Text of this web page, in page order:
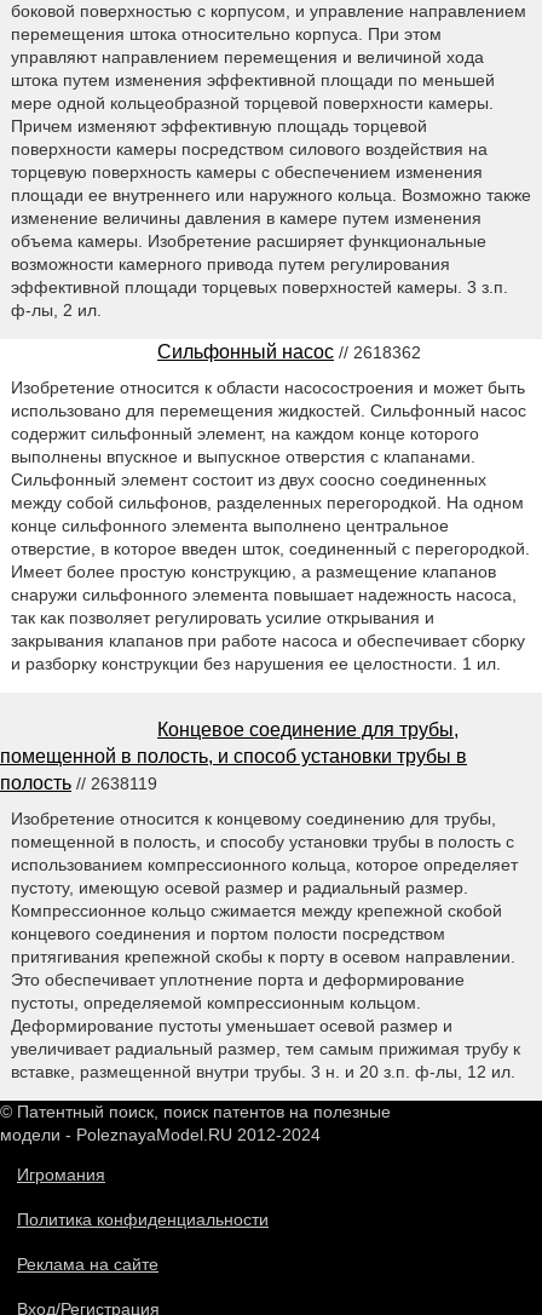
боковой поверхностью с корпусом, и управление направлением
перемещения штока относительно корпуса. При этом
управляют направлением перемещения и величиной хода
штока путем изменения эффективной площади по меньшей
мере одной кольцеобразной торцевой поверхности камеры.
Причем изменяют эффективную площадь торцевой
поверхности камеры посредством силового воздействия на
торцевую поверхность камеры с обеспечением изменения
площади ее внутреннего или наружного кольца. Возможно также
изменение величины давления в камере путем изменения
объема камеры. Изобретение расширяет функциональные
возможности камерного привода путем регулирования
эффективной площади торцевых поверхностей камеры. 3 з.п.
ф-лы, 2 ил.
Сильфонный насос // 2618362
Изобретение относится к области насосостроения и может быть
использовано для перемещения жидкостей. Сильфонный насос
содержит сильфонный элемент, на каждом конце которого
выполнены впускное и выпускное отверстия с клапанами.
Сильфонный элемент состоит из двух соосно соединенных
между собой сильфонов, разделенных перегородкой. На одном
конце сильфонного элемента выполнено центральное
отверстие, в которое введен шток, соединенный с перегородкой.
Имеет более простую конструкцию, а размещение клапанов
снаружи сильфонного элемента повышает надежность насоса,
так как позволяет регулировать усилие открывания и
закрывания клапанов при работе насоса и обеспечивает сборку
и разборку конструкции без нарушения ее целостности. 1 ил.
Концевое соединение для трубы,
помещенной в полость, и способ установки трубы в
полость // 2638119
Изобретение относится к концевому соединению для трубы,
помещенной в полость, и способу установки трубы в полость с
использованием компрессионного кольца, которое определяет
пустоту, имеющую осевой размер и радиальный размер.
Компрессионное кольцо сжимается между крепежной скобой
концевого соединения и портом полости посредством
притягивания крепежной скобы к порту в осевом направлении.
Это обеспечивает уплотнение порта и деформирование
пустоты, определяемой компрессионным кольцом.
Деформирование пустоты уменьшает осевой размер и
увеличивает радиальный размер, тем самым прижимая трубу к
вставке, размещенной внутри трубы. 3 н. и 20 з.п. ф-лы, 12 ил.
© Патентный поиск, поиск патентов на полезные
модели - PoleznayaModel.RU 2012-2024
Игромания
Политика конфиденциальности
Реклама на сайте
Вход/Регистрация